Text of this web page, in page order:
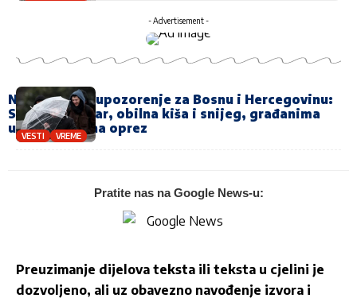
- Advertisement -
VESTI VREME
Narandžasto upozorenje za Bosnu i Hercegovinu:
Stižu jak vjetar, obilna kiša i snijeg, građanima
upućen apel na oprez
Pratite nas na Google News-u:
Preuzimanje dijelova teksta ili teksta u cjelini je
dozvoljeno, ali uz obavezno navođenje izvora i